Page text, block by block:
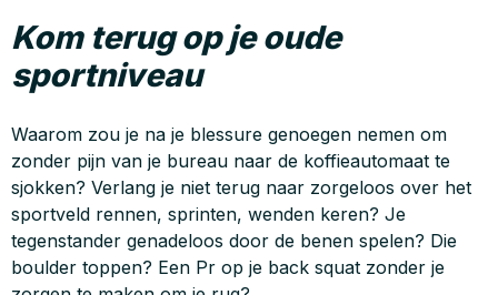
Kom terug op je oude
sportniveau
Waarom zou je na je blessure genoegen nemen om
zonder pijn van je bureau naar de koffieautomaat te
sjokken? Verlang je niet terug naar zorgeloos over het
sportveld rennen, sprinten, wenden keren? Je
tegenstander genadeloos door de benen spelen? Die
boulder toppen? Een Pr op je back squat zonder je